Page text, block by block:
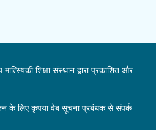
शिक्षा संस्थान द्वारा प्रकाशित और
के लिए कृपया वेब सूचना प्रबंधक से संपर्क